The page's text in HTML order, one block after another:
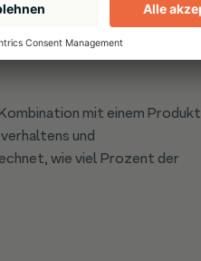
Marken auf
Produkte der jeweiligen
mit einem Produkt
und
wie viel Prozent der